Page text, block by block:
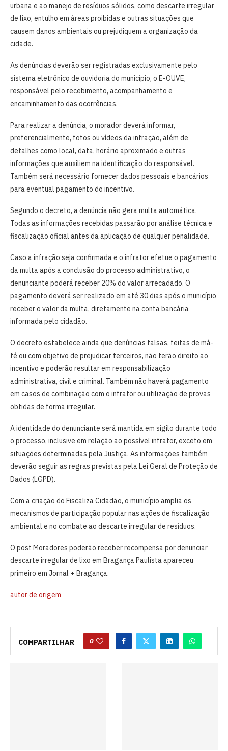
urbana e ao manejo de resíduos sólidos, como descarte irregular
de lixo, entulho em áreas proibidas e outras situações que
causem danos ambientais ou prejudiquem a organização da
cidade.
As denúncias deverão ser registradas exclusivamente pelo
sistema eletrônico de ouvidoria do município, o E-OUVE,
responsável pelo recebimento, acompanhamento e
encaminhamento das ocorrências.
Para realizar a denúncia, o morador deverá informar,
preferencialmente, fotos ou vídeos da infração, além de
detalhes como local, data, horário aproximado e outras
informações que auxiliem na identificação do responsável.
Também será necessário fornecer dados pessoais e bancários
para eventual pagamento do incentivo.
Segundo o decreto, a denúncia não gera multa automática.
Todas as informações recebidas passarão por análise técnica e
fiscalização oficial antes da aplicação de qualquer penalidade.
Caso a infração seja confirmada e o infrator efetue o pagamento
da multa após a conclusão do processo administrativo, o
denunciante poderá receber 20% do valor arrecadado. O
pagamento deverá ser realizado em até 30 dias após o município
receber o valor da multa, diretamente na conta bancária
informada pelo cidadão.
O decreto estabelece ainda que denúncias falsas, feitas de má-
fé ou com objetivo de prejudicar terceiros, não terão direito ao
incentivo e poderão resultar em responsabilização
administrativa, civil e criminal. Também não haverá pagamento
em casos de combinação com o infrator ou utilização de provas
obtidas de forma irregular.
A identidade do denunciante será mantida em sigilo durante todo
o processo, inclusive em relação ao possível infrator, exceto em
situações determinadas pela Justiça. As informações também
deverão seguir as regras previstas pela Lei Geral de Proteção de
Dados (LGPD).
Com a criação do Fiscaliza Cidadão, o município amplia os
mecanismos de participação popular nas ações de fiscalização
ambiental e no combate ao descarte irregular de resíduos.
O post Moradores poderão receber recompensa por denunciar
descarte irregular de lixo em Bragança Paulista apareceu
primeiro em Jornal + Bragança.
autor de origem
COMPARTILHAR 0